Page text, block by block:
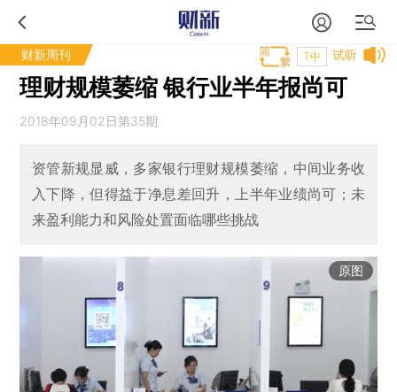
财新周刊 试听
T中
理财规模萎缩 银行业半年报尚可
2018年09月02日第35期
资管新规显威，多家银行理财规模萎缩，中间业务收
入下降，但得益于净息差回升，上半年业绩尚可；未
来盈利能力和风险处置面临哪些挑战
原图